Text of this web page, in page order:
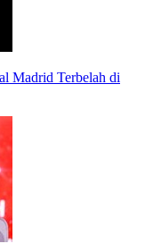
Madrid Terbelah di